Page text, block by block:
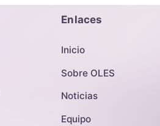
Enlaces
Inicio
Sobre OLES
Noticias
Equipo